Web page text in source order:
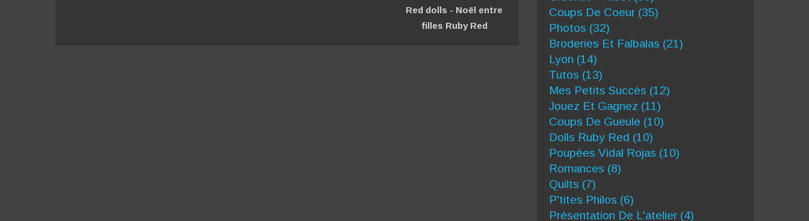
Red dolls - Noël entre
filles Ruby Red
Coups De Coeur (35)
Photos (32)
Broderies Et Falbalas (21)
Lyon (14)
Tutos (13)
Mes Petits Succès (12)
Jouez Et Gagnez (11)
Coups De Gueule (10)
Dolls Ruby Red (10)
Poupées Vidal Rojas (10)
Romances (8)
Quilts (7)
P'tites Philos (6)
Présentation De L'atelier (4)